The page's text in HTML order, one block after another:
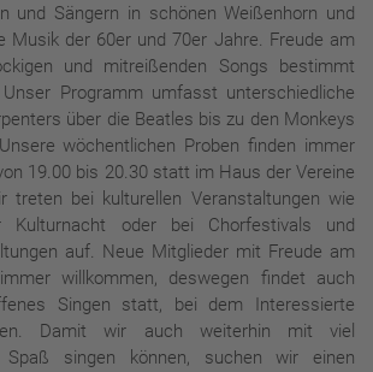
und Sängern in schönen Weißenhorn und
Musik der 60er und 70er Jahre. Freude am
und mitreißenden Songs bestimmt
Programm umfasst unterschiedliche
über die Beatles bis zu den Monkeys
wöchentlichen Proben finden immer
19.00 bis 20.30 statt im Haus der Vereine
treten bei kulturellen Veranstaltungen wie
Kulturnacht oder bei Chorfestivals und
auf. Neue Mitglieder mit Freude am
willkommen, deswegen findet auch
Singen statt, bei dem Interessierte
Damit wir auch weiterhin mit viel
Spaß singen können, suchen wir einen